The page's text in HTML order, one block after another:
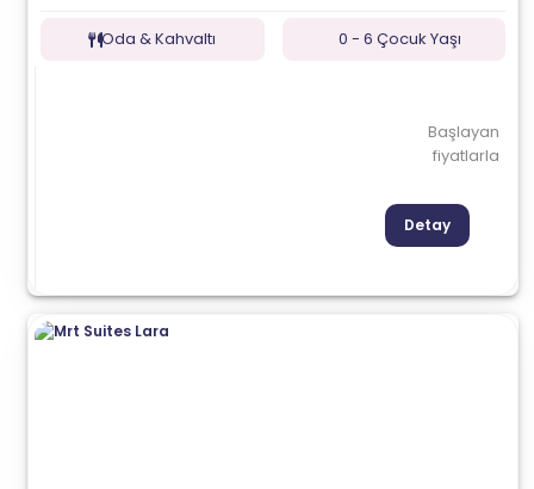
Oda & Kahvaltı 0 - 6 Çocuk Yaşı
Başlayan
fiyatlarla
Detay